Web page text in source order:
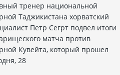
тренер национальной
Таджикистана хорватский
Петр Сегрт подвел итоги
матча против
Кувейта, который прошел
28